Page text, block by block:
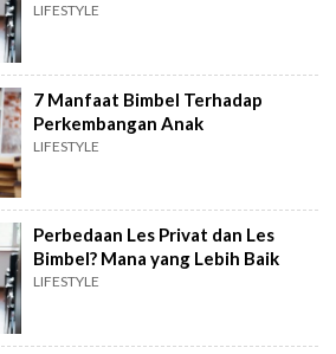
LIFESTYLE
7 Manfaat Bimbel Terhadap
Perkembangan Anak
LIFESTYLE
Perbedaan Les Privat dan Les
Bimbel? Mana yang Lebih Baik
LIFESTYLE